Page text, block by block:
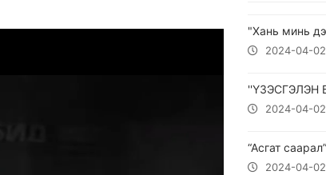
2024-04-02
2024-04-02
2024-04-02